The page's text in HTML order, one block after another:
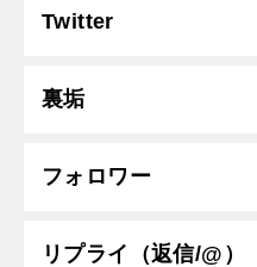
Twitter
裏垢
フォロワー
リプライ（返信/@）